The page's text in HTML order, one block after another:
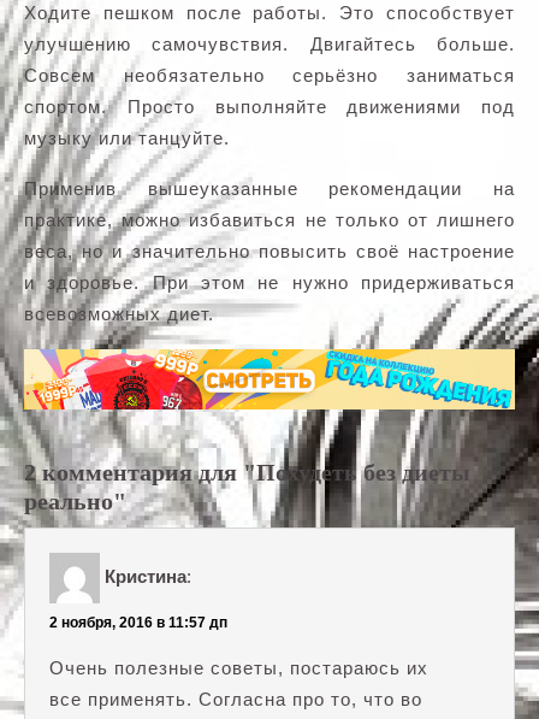
Ходите пешком после работы. Это способствует
улучшению самочувствия. Двигайтесь больше.
Совсем необязательно серьёзно заниматься
спортом. Просто выполняйте движениями под
музыку или танцуйте.
Применив вышеуказанные рекомендации на
практике, можно избавиться не только от лишнего
веса, но и значительно повысить своё настроение
и здоровье. При этом не нужно придерживаться
всевозможных диет.
2 комментария для "Похудеть без диеты
реально"
Кристина:
2 ноября, 2016 в 11:57 дп
Очень полезные советы, постараюсь их
все применять. Согласна про то, что во